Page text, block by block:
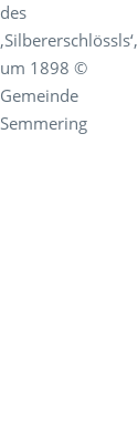
des
‚Silbererschlössls‘,
um 1898 ©
Gemeinde
Semmering